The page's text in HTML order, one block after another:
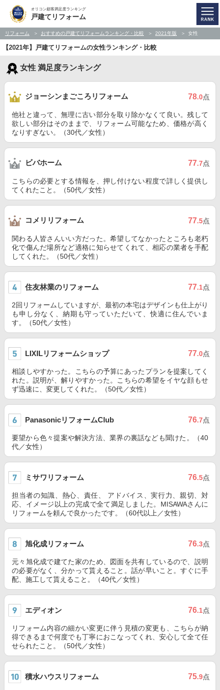
オリコン顧客満足度ランキング
戸建てリフォーム
リフォーム おすすめの戸建てリフォームランキング・比較 2021年版 女性
【2021年】戸建てリフォームの女性ランキング・比較
女性 満足度ランキング
ジョーシンまごころリフォーム 78.0点
他社と違って、無理に古い部分を取り除かなくて良い。残して
欲しい部分はそのままで、リフォーム可能なため、価格が高く
なりすぎない。（30代／女性）
ビバホーム 77.7点
こちらの必要とする情報を、押し付けない程度で詳しく提供し
てくれたこと。（50代／女性）
コメリリフォーム 77.5点
関わる人皆さんいい方だった。希望してなかったところも老朽
化で傷んだ場所など適格に知らせてくれて、相応の業者を手配
してくれた。（50代／女性）
住友林業のリフォーム 77.1点
2回リフォームしていますが、最初の本宅はデザインも仕上がり
も申し分なく、納期も守っていただいて、快適に住んでいま
す。（50代／女性）
LIXILリフォームショップ 77.0点
相談しやすかった。こちらの予算にあったプランを提案してく
れた。説明が、解りやすかった。こちらの希望をイヤな顔もせ
ず迅速に、変更してくれた。（50代／女性）
PanasonicリフォームClub 76.7点
要望から色々提案や解決方法、業界の裏話なども聞けた。（40
代／女性）
ミサワリフォーム 76.5点
担当者の知識、熱心、責任、 アドバイス、実行力、親切、対
応、イメージ以上の完成で全て満足しました。MISAWAさんに
リフォームを頼んで良かったです。（60代以上／女性）
旭化成リフォーム 76.3点
元々旭化成で建てた家のため、図面を共有しているので、説明
の必要がなく、分かって貰えること。話が早いこと。すぐに手
配、施工して貰えること。（40代／女性）
エディオン 76.1点
リフォーム内容の細かい変更に伴う見積の変更も、こちらが納
得できるまで何度でも丁寧におこなってくれ、安心して全て任
せられたこと。（50代／女性）
積水ハウスリフォーム 75.9点